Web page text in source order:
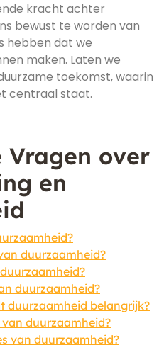
kracht achter
bewust te worden van
hebben dat we
maken. Laten we
toekomst, waarin
centraal staat.
Vragen over
en
duurzaamheid?
duurzaamheid?
duurzaamheid belangrijk?
duurzaamheid?
van duurzaamheid?